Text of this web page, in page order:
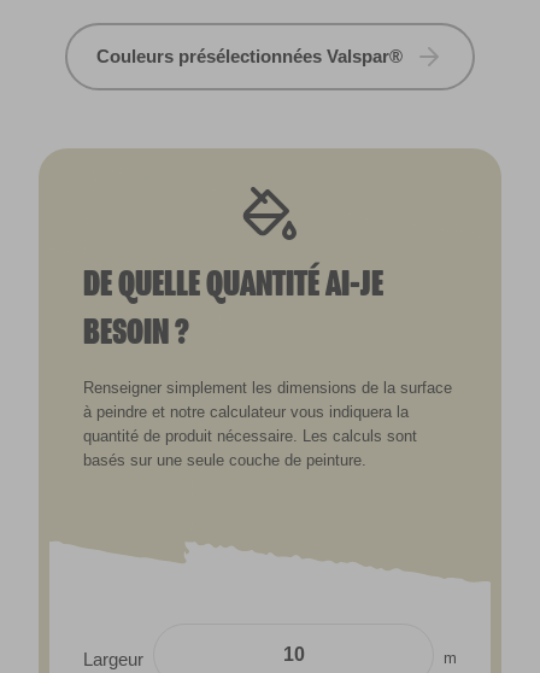
Couleurs présélectionnées Valspar®
DE QUELLE QUANTITÉ AI-JE
BESOIN ?
Renseigner simplement les dimensions de la surface
à peindre et notre calculateur vous indiquera la
quantité de produit nécessaire. Les calculs sont
basés sur une seule couche de peinture.
Largeur m